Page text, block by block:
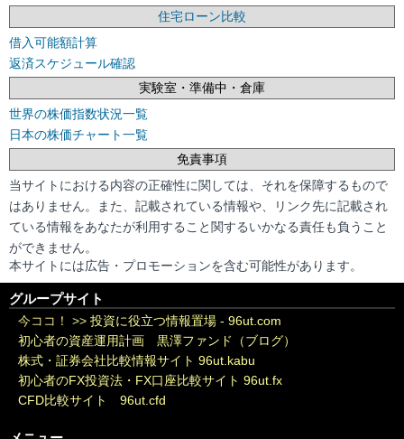
住宅ローン比較
借入可能額計算
返済スケジュール確認
実験室・準備中・倉庫
世界の株価指数状況一覧
日本の株価チャート一覧
免責事項
当サイトにおける内容の正確性に関しては、それを保障するもので
はありません。また、記載されている情報や、リンク先に記載され
ている情報をあなたが利用すること関するいかなる責任も負うこと
ができません。
本サイトには広告・プロモーションを含む可能性があります。
グループサイト
今ココ！ >> 投資に役立つ情報置場 - 96ut.com
初心者の資産運用計画 黒澤ファンド（ブログ）
株式・証券会社比較情報サイト 96ut.kabu
初心者のFX投資法・FX口座比較サイト 96ut.fx
CFD比較サイト 96ut.cfd